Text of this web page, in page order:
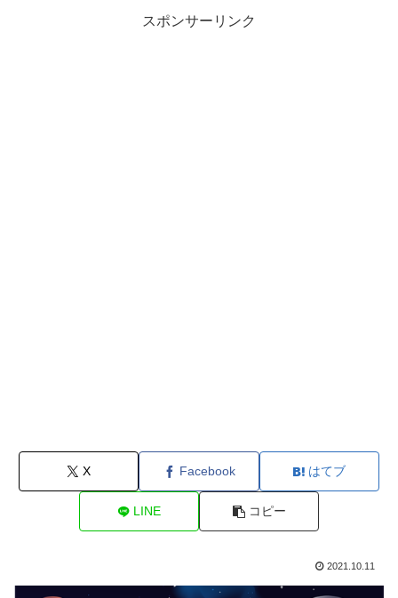
スポンサーリンク
X Facebook はてブ
LINE コピー
2021.10.11